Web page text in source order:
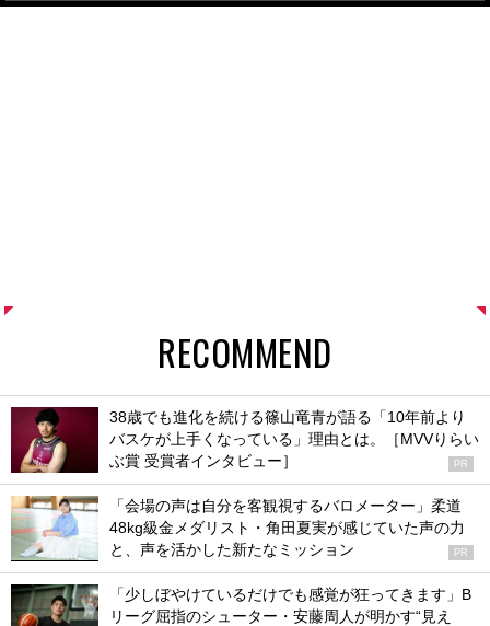
RECOMMEND
38歳でも進化を続ける篠山竜青が語る「10年前より
バスケが上手くなっている」理由とは。［MVVりらい
ぶ賞 受賞者インタビュー］
PR
「会場の声は自分を客観視するバロメーター」柔道
48kg級金メダリスト・角田夏実が感じていた声の力
と、声を活かした新たなミッション
PR
「少しぼやけているだけでも感覚が狂ってきます」B
リーグ屈指のシューター・安藤周人が明かす“見え